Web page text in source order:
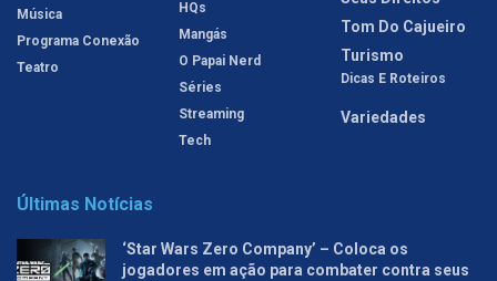
Música
Programa Conexão
Teatro
HQs
Mangás
O Papai Nerd
Séries
Streaming
Tech
Tom Do Cajueiro
Turismo
Dicas E Roteiros
Variedades
Últimas Notícias
‘Star Wars Zero Company’ – Coloca os
jogadores em ação para combater contra seus